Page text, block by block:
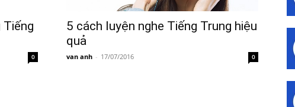
Tiếng
0
5 cách luyện nghe Tiếng Trung hiệu
quả
van anh - 17/07/2016 0